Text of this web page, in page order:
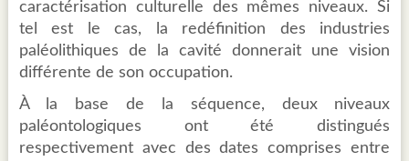
caractérisation culturelle des mêmes niveaux. Si
tel est le cas, la redéfinition des industries
paléolithiques de la cavité donnerait une vision
différente de son occupation.
À la base de la séquence, deux niveaux
paléontologiques ont été distingués
respectivement avec des dates comprises entre